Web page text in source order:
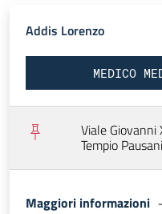
Addis Lorenzo
MEDICO
Viale Giovanni
Tempio
Maggiori informazioni